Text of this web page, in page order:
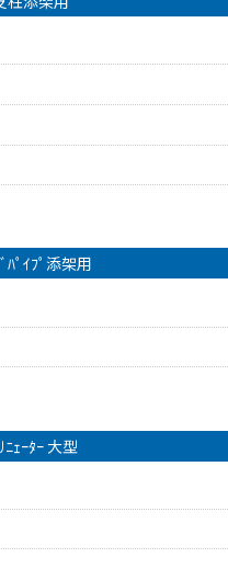
ﾊﾟｲﾌﾟ添架用
ｪｰﾀｰ 大型